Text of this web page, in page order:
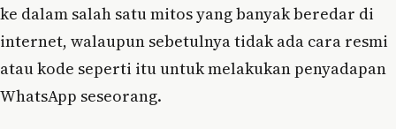
ke dalam salah satu mitos yang banyak beredar di
internet, walaupun sebetulnya tidak ada cara resmi
atau kode seperti itu untuk melakukan penyadapan
WhatsApp seseorang.